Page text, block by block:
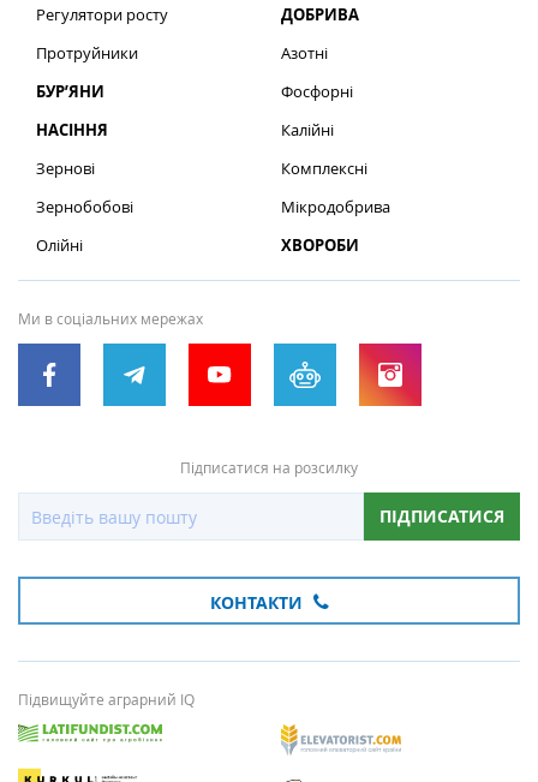
Регулятори росту
Протруйники
БУР’ЯНИ
НАСІННЯ
Зернові
Зернобобові
Олійні
ДОБРИВА
Азотні
Фосфорні
Калійні
Комплексні
Мікродобрива
ХВОРОБИ
Ми в соціальних мережах
Підписатися на розсилку
ПІДПИСАТИСЯ
КОНТАКТИ
Підвищуйте аграрний IQ